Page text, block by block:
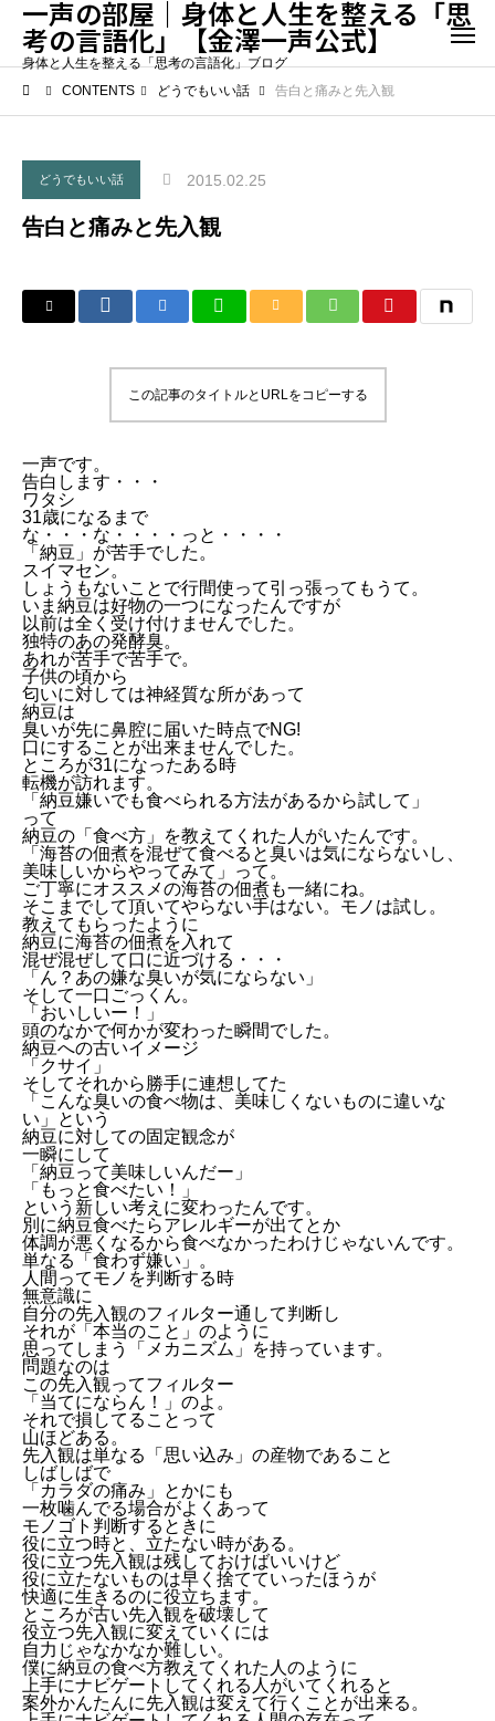
一声の部屋｜身体と人生を整える「思
考の言語化」【金澤一声公式】
身体と人生を整える「思考の言語化」ブログ
CONTENTS
どうでもいい話 告白と痛みと先入観
どうでもいい話 2015.02.25
告白と痛みと先入観
この記事のタイトルとURLをコピーする
一声です。
告白します・・・
ワタシ
31歳になるまで
な・・・な・・・・っと・・・・
「納豆」が苦手でした。
スイマセン。
しょうもないことで行間使って引っ張ってもうて。
いま納豆は好物の一つになったんですが
以前は全く受け付けませんでした。
独特のあの発酵臭。
あれが苦手で苦手で。
子供の頃から
匂いに対しては神経質な所があって
納豆は
臭いが先に鼻腔に届いた時点でNG!
口にすることが出来ませんでした。
ところが31になったある時
転機が訪れます。
「納豆嫌いでも食べられる方法があるから試して」
って
納豆の「食べ方」を教えてくれた人がいたんです。
「海苔の佃煮を混ぜて食べると臭いは気にならないし、
美味しいからやってみて」って。
ご丁寧にオススメの海苔の佃煮も一緒にね。
そこまでして頂いてやらない手はない。モノは試し。
教えてもらったように
納豆に海苔の佃煮を入れて
混ぜ混ぜして口に近づける・・・
「ん？あの嫌な臭いが気にならない」
そして一口ごっくん。
「おいしいー！」
頭のなかで何かが変わった瞬間でした。
納豆への古いイメージ
「クサイ」
そしてそれから勝手に連想してた
「こんな臭いの食べ物は、美味しくないものに違いな
い」という
納豆に対しての固定観念が
一瞬にして
「納豆って美味しいんだー」
「もっと食べたい！」
という新しい考えに変わったんです。
別に納豆食べたらアレルギーが出てとか
体調が悪くなるから食べなかったわけじゃないんです。
単なる「食わず嫌い」。
人間ってモノを判断する時
無意識に
自分の先入観のフィルター通して判断し
それが「本当のこと」のように
思ってしまう「メカニズム」を持っています。
問題なのは
この先入観ってフィルター
「当てにならん！」のよ。
それで損してることって
山ほどある。
先入観は単なる「思い込み」の産物であること
しばしばで
「カラダの痛み」とかにも
一枚噛んでる場合がよくあって
モノゴト判断するときに
役に立つ時と、立たない時がある。
役に立つ先入観は残しておけばいいけど
役に立たないものは早く捨てていったほうが
快適に生きるのに役立ちます。
ところが古い先入観を破壊して
役立つ先入観に変えていくには
自力じゃなかなか難しい。
僕に納豆の食べ方教えてくれた人のように
上手にナビゲートしてくれる人がいてくれると
案外かんたんに先入観は変えて行くことが出来る。